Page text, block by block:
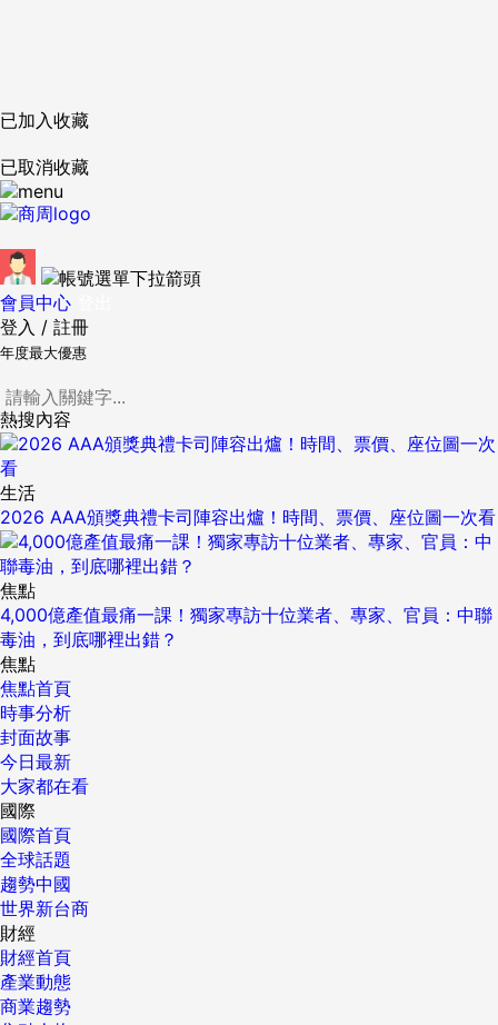
已加入收藏
已取消收藏
會員中心
登入 / 註冊
年度最大優惠
熱搜內容
生活
2026 AAA頒獎典禮卡司陣容出爐！時間、票價、座位圖一次看
焦點
4,000億產值最痛一課！獨家專訪十位業者、專家、官員：中聯
毒油，到底哪裡出錯？
焦點
焦點首頁
時事分析
封面故事
今日最新
大家都在看
國際
國際首頁
全球話題
趨勢中國
世界新台商
財經
財經首頁
產業動態
商業趨勢